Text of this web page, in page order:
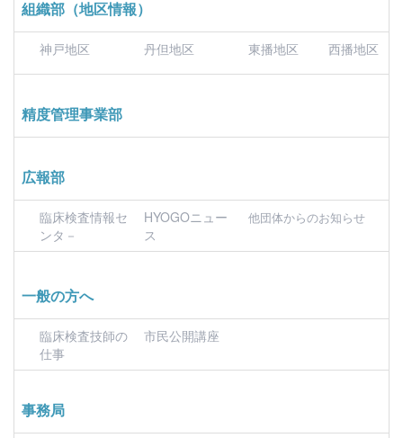
組織部（地区情報）
神戸地区 丹但地区 東播地区 西播地区
精度管理事業部
広報部
臨床検査情報セ
ンタ－
HYOGOニュー
ス
他団体からのお知らせ
一般の方へ
臨床検査技師の
仕事
市民公開講座
事務局